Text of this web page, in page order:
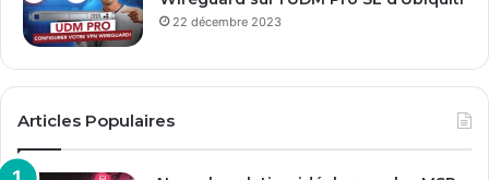
22 décembre 2023
Articles Populaires